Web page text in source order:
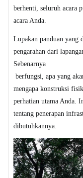
berhenti, seluruh acara
acara Anda.
Lupakan panduan yang
pengarahan dari
Sebenarnya
berfungsi, apa yang
mengapa konstruksi
perhatian utama Anda.
tentang penerapan
dibutuhkannya.